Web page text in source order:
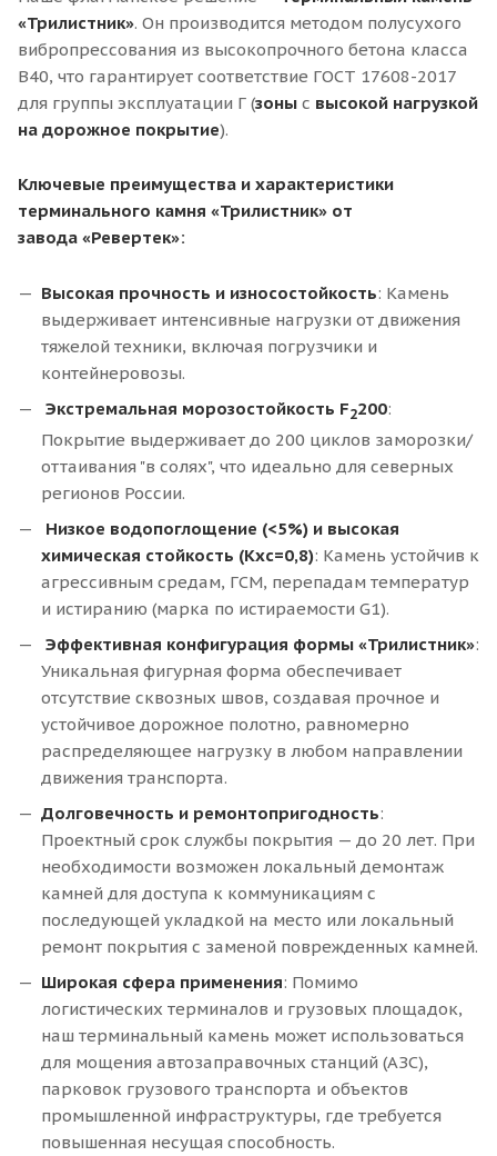
«Трилистник». Он производится методом полусухого
вибропрессования из высокопрочного бетона класса
В40, что гарантирует соответствие ГОСТ 17608-2017
для группы эксплуатации Г (зоны с высокой нагрузкой
на дорожное покрытие).
Ключевые преимущества и характеристики
терминального камня «Трилистник» от
завода «Ревертек»:
Высокая прочность и износостойкость: Камень
выдерживает интенсивные нагрузки от движения
тяжелой техники, включая погрузчики и
контейнеровозы.
Экстремальная морозостойкость F2200:
Покрытие выдерживает до 200 циклов заморозки/
оттаивания "в солях", что идеально для северных
регионов России.
Низкое водопоглощение (<5%) и высокая
химическая стойкость (Кхс=0,8): Камень устойчив к
агрессивным средам, ГСМ, перепадам температур
и истиранию (марка по истираемости G1).
Эффективная конфигурация формы «Трилистник»:
Уникальная фигурная форма обеспечивает
отсутствие сквозных швов, создавая прочное и
устойчивое дорожное полотно, равномерно
распределяющее нагрузку в любом направлении
движения транспорта.
Долговечность и ремонтопригодность:
Проектный срок службы покрытия — до 20 лет. При
необходимости возможен локальный демонтаж
камней для доступа к коммуникациям с
последующей укладкой на место или локальный
ремонт покрытия с заменой поврежденных камней.
Широкая сфера применения: Помимо
логистических терминалов и грузовых площадок,
наш терминальный камень может использоваться
для мощения автозаправочных станций (АЗС),
парковок грузового транспорта и объектов
промышленной инфраструктуры, где требуется
повышенная несущая способность.